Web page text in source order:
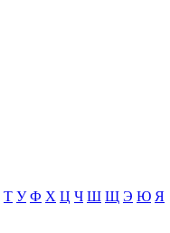
Т У Ф Х Ц Ч Ш Щ Э Ю Я